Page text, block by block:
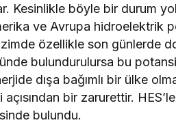
Kesinlikle böyle bir durum
ve Avrupa hidroelektrik
özellikle son günlerde
bulundurulursa bu
dışa bağımlı bir ülke
açısından bir zarurettir.
bulundu.